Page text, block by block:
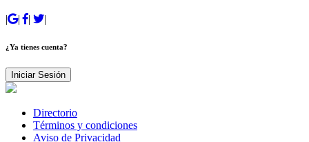
| | | |
¿Ya tienes cuenta?
Iniciar Sesión
Directorio
Términos y condiciones
Aviso de Privacidad